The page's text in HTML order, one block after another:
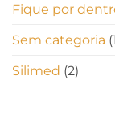
Fique por
Sem categoria
Silimed (2)